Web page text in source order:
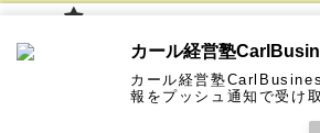
コンサル
ティング
経営学用
語集
認定コン
サルタン
無料メル
マガ！
★
経
カール経営塾
報をプッシュ通知で受け